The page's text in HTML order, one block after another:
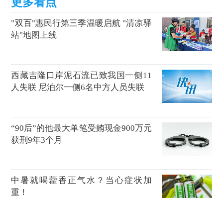
"双百"惠民行第三季温暖启航 "清凉驿
站"地图上线
西藏吉隆口岸泥石流已致我国一侧11
人失联 尼泊尔一侧6名中方人员失联
“90后”的他最大单笔受贿现金900万元
获刑9年3个月
中暑就喝藿香正气水？当心症状加
重！